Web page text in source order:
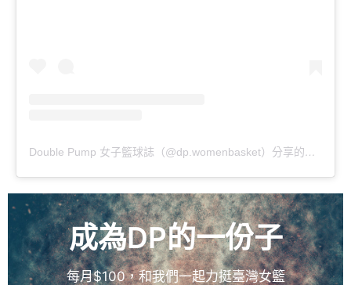
Double Pump 女子籃球誌（@dp.womenbasket）分享的貼文
成為DP的一份子
每月$100，和我們一起力挺臺灣女籃